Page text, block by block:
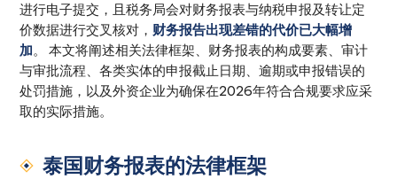
进行电子提交，且税务局会对财务报表与纳税申报及转让定
价数据进行交叉核对， 财务报告出现差错的代价已大幅增
加。 本文将阐述相关法律框架、财务报表的构成要素、审计
与审批流程、各类实体的申报截止日期、逾期或申报错误的
处罚措施，以及外资企业为确保在2026年符合合规要求应采
取的实际措施。
泰国财务报表的法律框架